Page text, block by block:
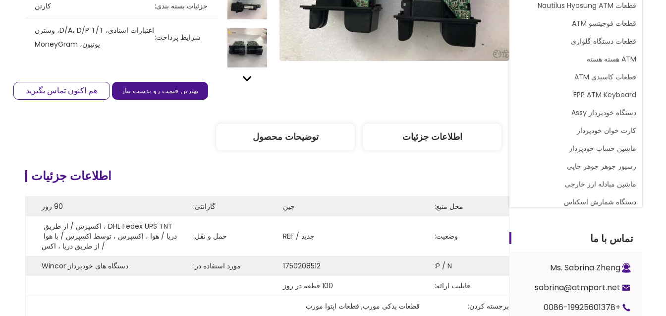
قطعات Nautilus Hyosung ATM
قطعات فوجیتسو ATM
قطعات دستگاه گلواری
ATM هسته هسته
قطعات کاسپدی ATM
EPP ATM Keyboard
دستگاه خودپرداز Assy
کارت خوان خودپرداز
ماشین حساب خودپرداز
رسیور جوهر جوهر چاپی
ماشین مبادله ارز خارجی
دستگاه شمارش اسکناس
کاسه ي پول نقد از دستگاه صراف
قطعات شمارنده G+D BPS C5
تماس با ما
Ms. Sabrina Zheng
sabrina@atmpart.net
+0086-19925601378
جزئیات بسته بندی: کارتن
شرایط پرداخت:
اعتبارات اسنادی، D/A، D/P T/T، وسترن
یونیون، MoneyGram
بهترین قیمت رو بدست بیار هم اکنون تماس بگیرید
اطلاعات جزئیات توضیحات محصول
اطلاعات جزئیات
محل منبع: چين گارانتی: 90 روز
وضعیت: جدید / REF حمل و نقل:
/ از طریق دریا ، اکس
P / N:
1750208512 مورد استفاده در:
دستگاه های خودپرداز Wincor
قابلیت ارائه:
100 قطعه در روز
برجسته کردن: قطعات یدکی مورب, قطعات اپتوا مورب